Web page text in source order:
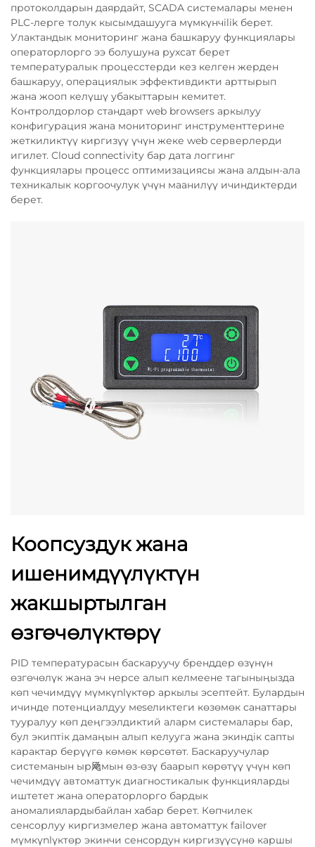
протоколдарын даярдайт, SCADA системалары менен
PLC-лерге толук кысымдашууга мүмкүнчilik берет.
Улактандык мониторинг жана башкаруу функциялары
операторлорго ээ болушуна рухсат берет
температуралык процесстерди кез келген жерден
башкаруу, операциялык эффективдикти арттырып
жана жооп келүшү убакыттарын кемитет.
Контролдорлор стандарт web browsers аркылуу
конфигурация жана мониторинг инструменттерине
жеткиликтүү киргизүү үчүн жеке web серверлерди
игилет. Cloud connectivity бар дата логгинг
функциялары процесс оптимизациясы жана алдын-ала
техникалык коргоочулук үчүн маанилүү ичиндиктерди
берет.
Коопсуздук жана
ишенимдүүлүктүн
жакшыртылган
өзгөчөлүктөрү
PID температурасын баскаруучу бренддер өзүнүн
өзгөчөлүк жана эч нерсе алып келмеене тагыныңызда
көп чечимдүү мүмкүnlүктөр аркылы эсептейт. Булардын
ичинде потенциалдуу мeseликтеги көзөмөк санаттары
тууралуу көп деңгээлдиктий аларм системалары бар,
бул экиптiк дамаңын алып келууга жана экиндiк сапты
карактaр берүүгө көмөк көрсөтөт. Баскаруучулар
системанын ыр飏мын өз-өзү баарып көрөтүү үчүн көп
чечимдүү автоматтук диагностикалык функцияларды
иштетет жана операторлорго бардык
аномалиялардыбайлан хабар берет. Көпчилек
сенсорлуу киргизмелер жана автоматтук failover
мүмкүnlүктөр экинчи сенсордун киргизүүсүнө каршы